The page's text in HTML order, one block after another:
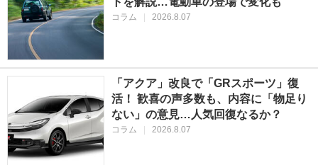
コラム 2026.8.07
「アクア」改良で「GRスポーツ」復
活！ 歓喜の声多数も、内容に「物足り
ない」の意見…人気回復なるか？
コラム 2026.8.07